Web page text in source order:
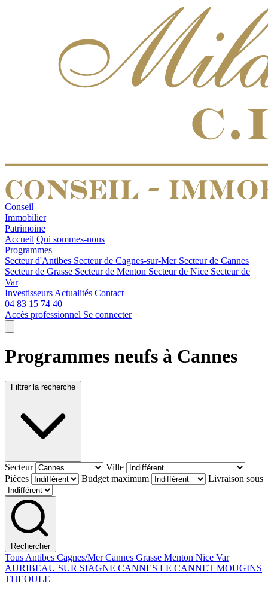
Conseil
Immobilier
Patrimoine
Accueil Qui sommes-nous
Programmes
Secteur d'Antibes Secteur de Cagnes-sur-Mer Secteur de Cannes
Secteur de Grasse Secteur de Menton Secteur de Nice Secteur de
Var
Investisseurs Actualités Contact
04 83 15 74 40
Accès professionnel Se connecter
Programmes neufs à Cannes
Filtrer la recherche
Secteur
Ville
Pièces
Budget maximum Livraison sous
Rechercher
Tous Antibes Cagnes/MerCannes Grasse Menton Nice Var
AURIBEAU SUR SIAGNE CANNES LE CANNET MOUGINS
THEOULE